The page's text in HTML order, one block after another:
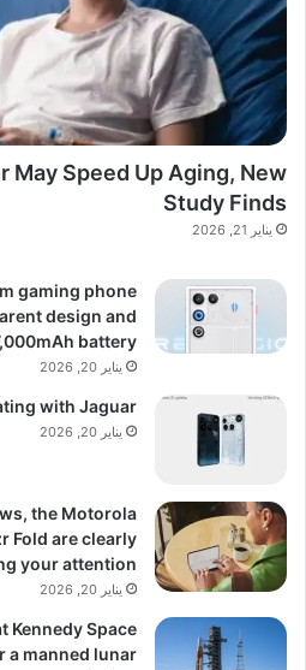
May Speed Up Aging, New
Study Finds
يناير 21, 2026
gaming phone
design and
battery
يناير 20, 2026
with Jaguar?
يناير 20, 2026
the Motorola
Fold are clearly
your attention
يناير 20, 2026
Kennedy Space
a manned lunar